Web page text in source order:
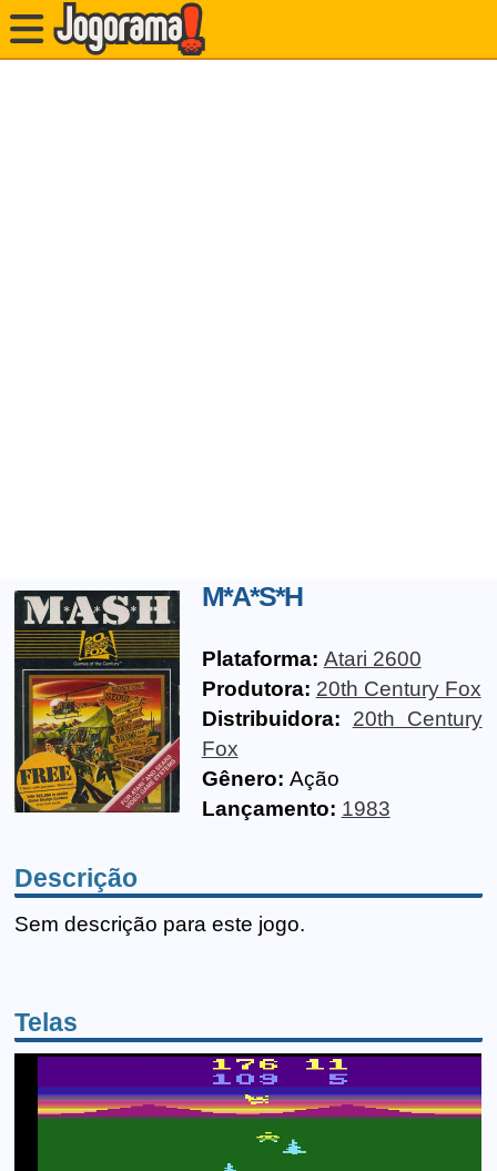
M*A*S*H
Plataforma: Atari 2600
Produtora: 20th Century Fox
Distribuidora:
20th Century
Fox
Gênero: Ação
Lançamento: 1983
Descrição
Sem descrição para este jogo.
Telas